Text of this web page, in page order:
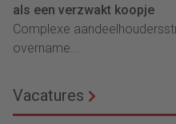
als een verzwakt koopje
Complexe
overname...
Vacatures